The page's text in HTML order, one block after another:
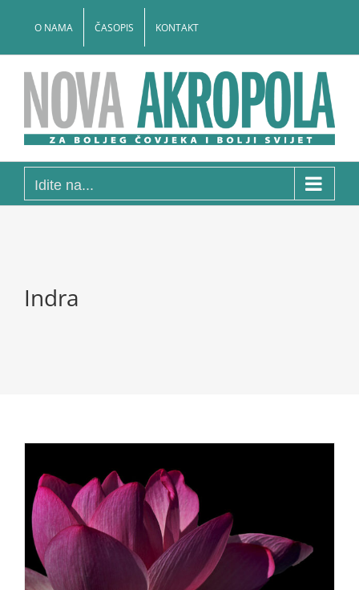
O NAMA ČASOPIS KONTAKT
Idite na...
Indra